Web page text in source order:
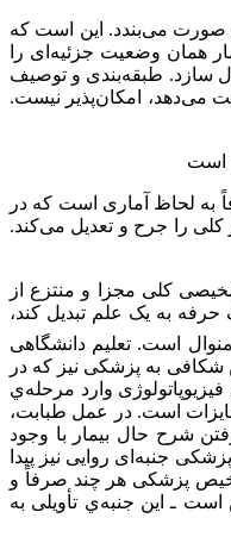
می‌بندد. این است که
همان وضعیت جزئیه‌ای را
سازد. طبقه‌بندی و توصیف
می‌دهد، امکان‌پذیر نیست.
است
به لحاظ آماری است که در
کلی را جرح و تعدیل می‌کند.
کلی مجزا و منتزع از
به یک علم تبدیل کند،
است. تعلیم دانشگاهی
به پزشکی نیز که در
وارد مرحله‌ي
است. در عمل طبابت،
شرح حال بیمار با وجود
جنبه‌ای روايی نیز پیدا
پزشکی هر چند صرفاً و
است ـ این جنبه‌ي تأویلی به